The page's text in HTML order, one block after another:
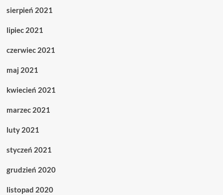
sierpień 2021
lipiec 2021
czerwiec 2021
maj 2021
kwiecień 2021
marzec 2021
luty 2021
styczeń 2021
grudzień 2020
listopad 2020